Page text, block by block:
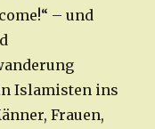
– und
Islamisten ins
Frauen,